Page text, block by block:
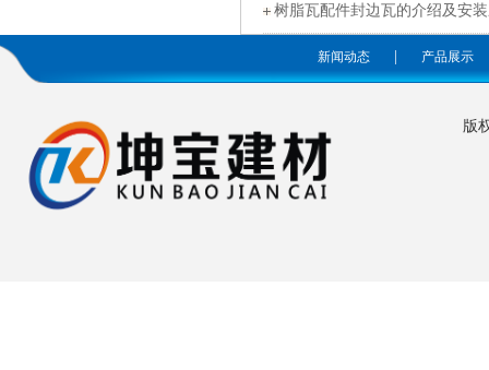
树脂瓦配件封边瓦的介绍及安
新闻动态 产品展示
版